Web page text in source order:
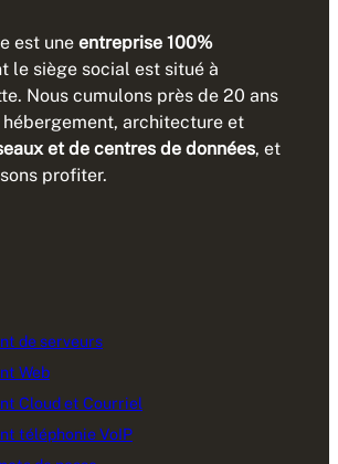
est une entreprise 100%
le siège social est situé à
Nous cumulons près de 20 ans
hébergement, architecture et
et de centres de données, et
profiter.
de serveurs
Web
Cloud et Courriel
téléphonie VoIP